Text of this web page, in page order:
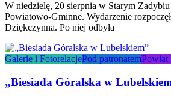
W niedzielę, 20 sierpnia w Starym
Powiatowo-Gminne. Wydarzenie
Dziękczynna. Po niej odbyła
Galerie i FotorelacjePod patronatemPowiat
„Biesiada Góralska w